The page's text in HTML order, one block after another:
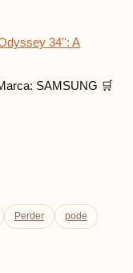
34'': A
SAMSUNG 🛒
Perder pode